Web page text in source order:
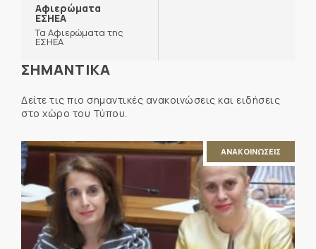
Αφιερώματα
ΕΣΗΕΑ
Τα Αφιερώματα της
ΕΣΗΕΑ
ΣΗΜΑΝΤΙΚΑ
Δείτε τις πιο σημαντικές ανακοινώσεις και ειδήσεις
στο χώρο του Τύπου.
ΑΝΑΚΟΙΝΩΣΕΙΣ